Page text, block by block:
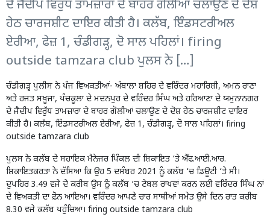
ਦੇ ਜੈਦੀਪ ਵਿਰੁੱਧ ਤਾਮਜ਼ਾਰਾ ਦੇ ਬਾਹਰ ਗੋਲੀਆਂ ਚਲਾਉਣ ਦੇ ਦੋਸ਼
ਹੇਠ ਚਾਰਜਸ਼ੀਟ ਦਾਇਰ ਕੀਤੀ ਹੈ। ਕਲੱਬ, ਇੰਡਸਟਰੀਅਲ
ਏਰੀਆ, ਫੇਜ਼ 1, ਚੰਡੀਗੜ੍ਹ, ਦੋ ਸਾਲ ਪਹਿਲਾਂ। firing
outside tamzara club ਪੁਲਸ ਨੇ […]
ਚੰਡੀਗੜ੍ਹ ਪੁਲੀਸ ਨੇ ਪੰਜ ਵਿਅਕਤੀਆਂ- ਅੰਬਾਲਾ ਸ਼ਹਿਰ ਦੇ ਵਰਿੰਦਰ ਮਹਾਰਿਸ਼ੀ, ਅਮਨ ਰਾਣਾ
ਅਤੇ ਰਜਤ ਸਖੂਜਾ, ਪੰਚਕੂਲਾ ਦੇ ਮਦਨਪੁਰ ਦੇ ਵਰਿੰਦਰ ਸਿੰਘ ਅਤੇ ਹਰਿਆਣਾ ਦੇ ਯਮੁਨਾਨਗਰ
ਦੇ ਜੈਦੀਪ ਵਿਰੁੱਧ ਤਾਮਜ਼ਾਰਾ ਦੇ ਬਾਹਰ ਗੋਲੀਆਂ ਚਲਾਉਣ ਦੇ ਦੋਸ਼ ਹੇਠ ਚਾਰਜਸ਼ੀਟ ਦਾਇਰ
ਕੀਤੀ ਹੈ। ਕਲੱਬ, ਇੰਡਸਟਰੀਅਲ ਏਰੀਆ, ਫੇਜ਼ 1, ਚੰਡੀਗੜ੍ਹ, ਦੋ ਸਾਲ ਪਹਿਲਾਂ। firing
outside tamzara club
ਪੁਲਸ ਨੇ ਕਲੱਬ ਦੇ ਸਹਾਇਕ ਮੈਨੇਜਰ ਪਿੰਕਲ ਦੀ ਸ਼ਿਕਾਇਤ ‘ਤੇ ਐੱਫ.ਆਈ.ਆਰ.
ਸ਼ਿਕਾਇਤਕਰਤਾ ਨੇ ਦੱਸਿਆ ਕਿ ਉਹ 5 ਦਸੰਬਰ 2021 ਨੂੰ ਕਲੱਬ ‘ਚ ਡਿਊਟੀ ‘ਤੇ ਸੀ।
ਦੁਪਹਿਰ 3.49 ਵਜੇ ਦੇ ਕਰੀਬ ਉਸ ਨੂੰ ਕਲੱਬ ‘ਚ ਟੇਬਲ ਰਾਖਵਾਂ ਕਰਨ ਲਈ ਵਰਿੰਦਰ ਸਿੰਘ ਨਾਂ
ਦੇ ਵਿਅਕਤੀ ਦਾ ਫ਼ੋਨ ਆਇਆ। ਵਰਿੰਦਰ ਆਪਣੇ ਚਾਰ ਸਾਥੀਆਂ ਸਮੇਤ ਉਸੇ ਦਿਨ ਰਾਤ ਕਰੀਬ
8.30 ਵਜੇ ਕਲੱਬ ਪਹੁੰਚਿਆ। firing outside tamzara club